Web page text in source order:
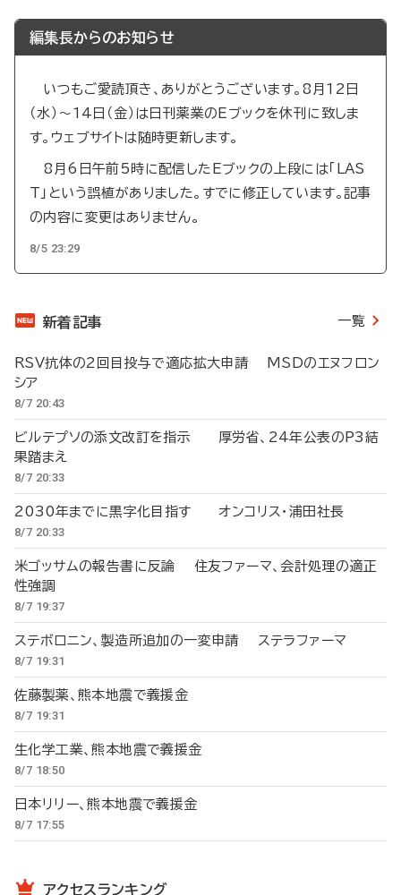
編集長からのお知らせ
いつもご愛読頂き、ありがとうございます。8月12日
（水）～14日（金）は日刊薬業のEブックを休刊に致しま
す。ウェブサイトは随時更新します。
8月6日午前5時に配信したEブックの上段には「LAS
T」という誤植がありました。すでに修正しています。記事
の内容に変更はありません。
8/5 23:29
新着記事 一覧
RSV抗体の2回目投与で適応拡大申請 MSDのエヌフロン
シア
8/7 20:43
ビルテプソの添文改訂を指示 厚労省、24年公表のP3結
果踏まえ
8/7 20:33
2030年までに黒字化目指す オンコリス・浦田社長
8/7 20:33
米ゴッサムの報告書に反論 住友ファーマ、会計処理の適正
性強調
8/7 19:37
ステボロニン、製造所追加の一変申請 ステラファーマ
8/7 19:31
佐藤製薬、熊本地震で義援金
8/7 19:31
生化学工業、熊本地震で義援金
8/7 18:50
日本リリー、熊本地震で義援金
8/7 17:55
アクセスランキング